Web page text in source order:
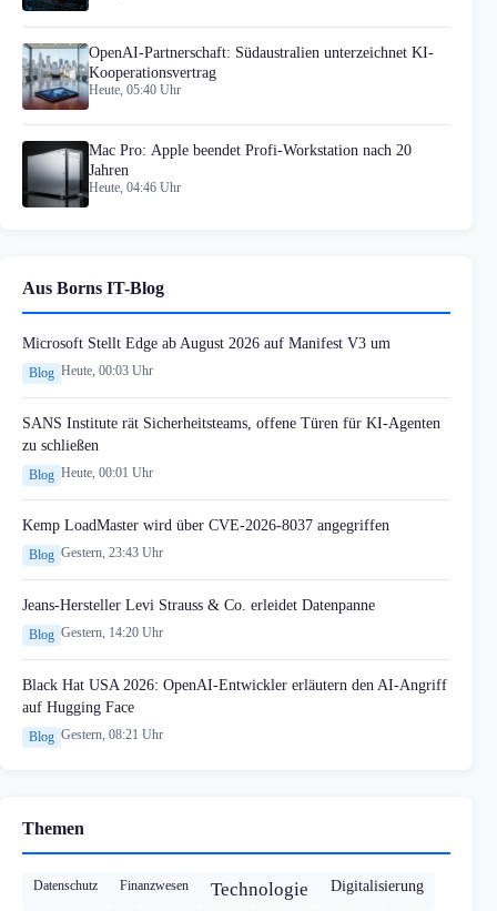
OpenAI-Partnerschaft: Südaustralien unterzeichnet KI-
Kooperationsvertrag
Heute, 05:40 Uhr
Mac Pro: Apple beendet Profi-Workstation nach 20
Jahren
Heute, 04:46 Uhr
Aus Borns IT-Blog
Microsoft Stellt Edge ab August 2026 auf Manifest V3 um
Blog Heute, 00:03 Uhr
SANS Institute rät Sicherheitsteams, offene Türen für KI-Agenten
zu schließen
Blog Heute, 00:01 Uhr
Kemp LoadMaster wird über CVE-2026-8037 angegriffen
Blog Gestern, 23:43 Uhr
Jeans-Hersteller Levi Strauss & Co. erleidet Datenpanne
Blog Gestern, 14:20 Uhr
Black Hat USA 2026: OpenAI-Entwickler erläutern den AI-Angriff
auf Hugging Face
Blog Gestern, 08:21 Uhr
Themen
Datenschutz Finanzwesen Technologie Digitalisierung